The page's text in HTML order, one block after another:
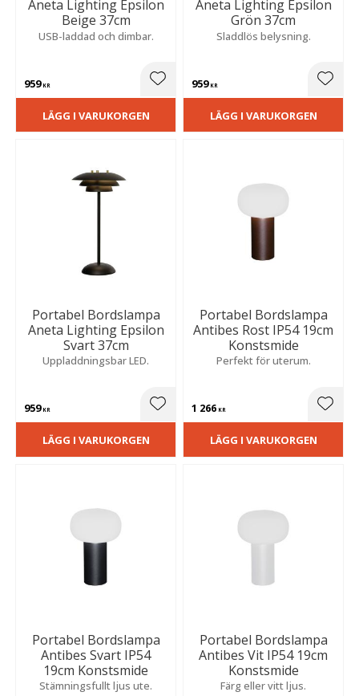
Aneta Lighting Epsilon
Beige 37cm
USB-laddad och dimbar.
959KR Lägg till i favoriter
LÄGG I VARUKORGEN
Aneta Lighting Epsilon
Grön 37cm
Sladdlös belysning.
959KR
LÄGG I VARUKORGEN
Portabel Bordslampa
Aneta Lighting Epsilon
Svart 37cm
Uppladdningsbar LED.
959KR Lägg till i favoriter
LÄGG I VARUKORGEN
Portabel Bordslampa
Antibes Rost IP54 19cm
Konstsmide
Perfekt för uterum.
1 266 KR
LÄGG I VARUKORGEN
Portabel Bordslampa
Antibes Svart IP54
19cm Konstsmide
Stämningsfullt ljus ute.
Portabel Bordslampa
Antibes Vit IP54 19cm
Konstsmide
Färg eller vitt ljus.